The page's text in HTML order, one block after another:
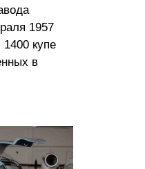
1957
1400 купе
в